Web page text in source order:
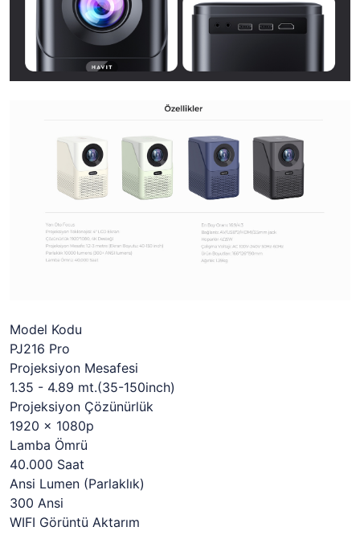
Model Kodu
PJ216 Pro
Projeksiyon Mesafesi
1.35 - 4.89 mt.(35-150inch)
Projeksiyon Çözünürlük
1920 x 1080p
Lamba Ömrü
40.000 Saat
Ansi Lumen (Parlaklık)
300 Ansi
WIFI Görüntü Aktarım